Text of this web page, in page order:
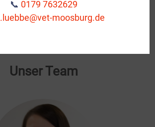
der Tierarztpraxis ehemals
Unser Team
📞 0179 7632629
moosburg.de